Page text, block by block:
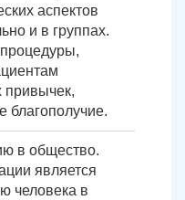
аспектов
и в группах.
привычек,
благополучие.
в общество.
является
человека в